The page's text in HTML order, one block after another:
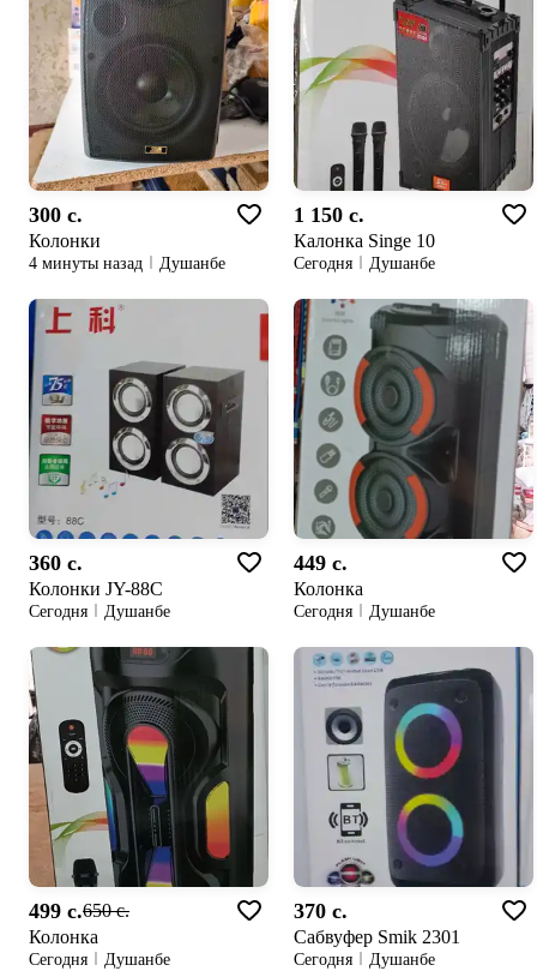
300 c.
Колонки
4 минуты назад Душанбе
1 150 c.
Калонка Singe 10
Сегодня Душанбе
360 c.
Колонки JY-88C
Сегодня Душанбе
449 c.
Колонка
Сегодня Душанбе
499 c.650 c.
Колонка
Сегодня Душанбе
370 c.
Сабвуфер Smik 2301
Сегодня Душанбе